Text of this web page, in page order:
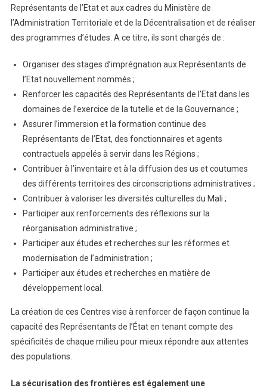
Représentants de l’Etat et aux cadres du Ministère de
l’Administration Territoriale et de la Décentralisation et de réaliser
des programmes d’études. A ce titre, ils sont chargés de :
Organiser des stages d’imprégnation aux Représentants de
l’Etat nouvellement nommés ;
Renforcer les capacités des Représentants de l’Etat dans les
domaines de l’exercice de la tutelle et de la Gouvernance ;
Assurer l’immersion et la formation continue des
Représentants de l’Etat, des fonctionnaires et agents
contractuels appelés à servir dans les Régions ;
Contribuer à l’inventaire et à la diffusion des us et coutumes
des différents territoires des circonscriptions administratives ;
Contribuer à valoriser les diversités culturelles du Mali ;
Participer aux renforcements des réflexions sur la
réorganisation administrative ;
Participer aux études et recherches sur les réformes et
modernisation de l’administration ;
Participer aux études et recherches en matière de
développement local.
La création de ces Centres vise à renforcer de façon continue la
capacité des Représentants de l’État en tenant compte des
spécificités de chaque milieu pour mieux répondre aux attentes
des populations.
La sécurisation des frontières est également une